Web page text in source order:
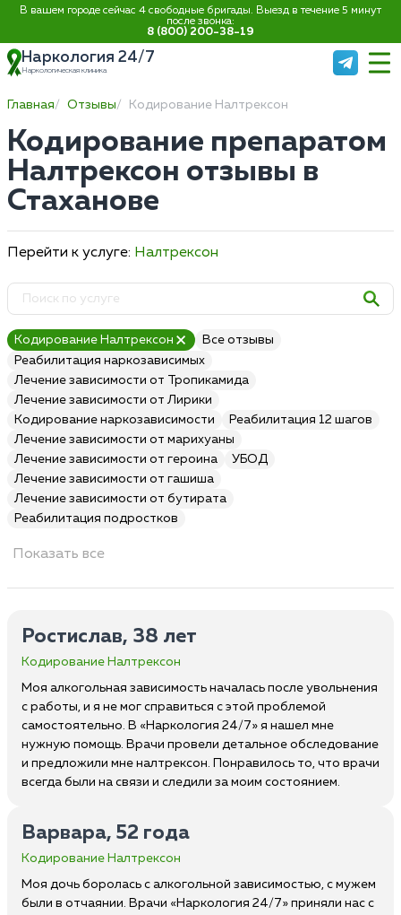
В вашем городе сейчас 4 свободные бригады. Выезд в течение 5 минут
после звонка:
8 (800) 200-38-19
Наркология 24/7
Наркологическая клиника
Главная Отзывы Кодирование Налтрексон
Кодирование препаратом
Налтрексон отзывы в
Стаханове
Перейти к услуге: Налтрексон
Кодирование Налтрексон
Все отзывы
Реабилитация наркозависимых
Лечение зависимости от Тропикамида
Лечение зависимости от Лирики
Кодирование наркозависимости
Реабилитация 12 шагов
Лечение зависимости от марихуаны
Лечение зависимости от героина
УБОД
Лечение зависимости от гашиша
Лечение зависимости от бутирата
Реабилитация подростков
Показать все
Ростислав, 38 лет
Кодирование Налтрексон
Моя алкогольная зависимость началась после увольнения
с работы, и я не мог справиться с этой проблемой
самостоятельно. В «Наркология 24/7» я нашел мне
нужную помощь. Врачи провели детальное обследование
и предложили мне налтрексон. Понравилось то, что врачи
всегда были на связи и следили за моим состоянием.
Варвара, 52 года
Кодирование Налтрексон
Моя дочь боролась с алкогольной зависимостью, с мужем
были в отчаянии. Врачи «Наркология 24/7» приняли нас с